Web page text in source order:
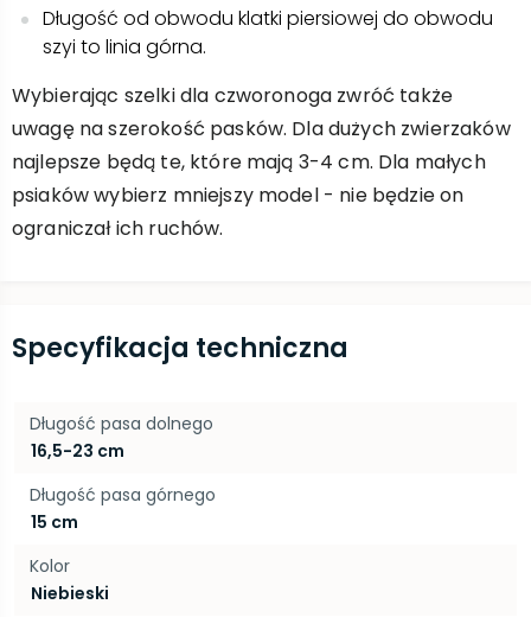
Długość od obwodu klatki piersiowej do obwodu
szyi to linia górna.
Wybierając szelki dla czworonoga zwróć także
uwagę na szerokość pasków. Dla dużych zwierzaków
najlepsze będą te, które mają 3-4 cm. Dla małych
psiaków wybierz mniejszy model - nie będzie on
ograniczał ich ruchów.
Specyfikacja techniczna
Długość pasa dolnego
16,5-23 cm
Długość pasa górnego
15 cm
Kolor
Niebieski